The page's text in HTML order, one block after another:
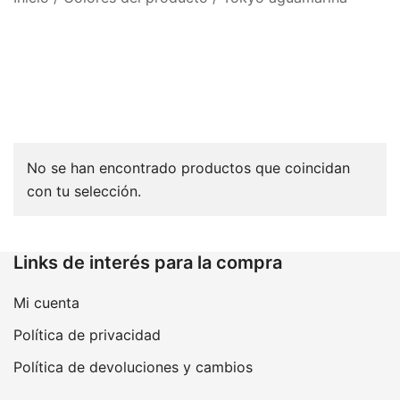
No se han encontrado productos que coincidan
con tu selección.
Links de interés para la compra
Mi cuenta
Política de privacidad
Política de devoluciones y cambios